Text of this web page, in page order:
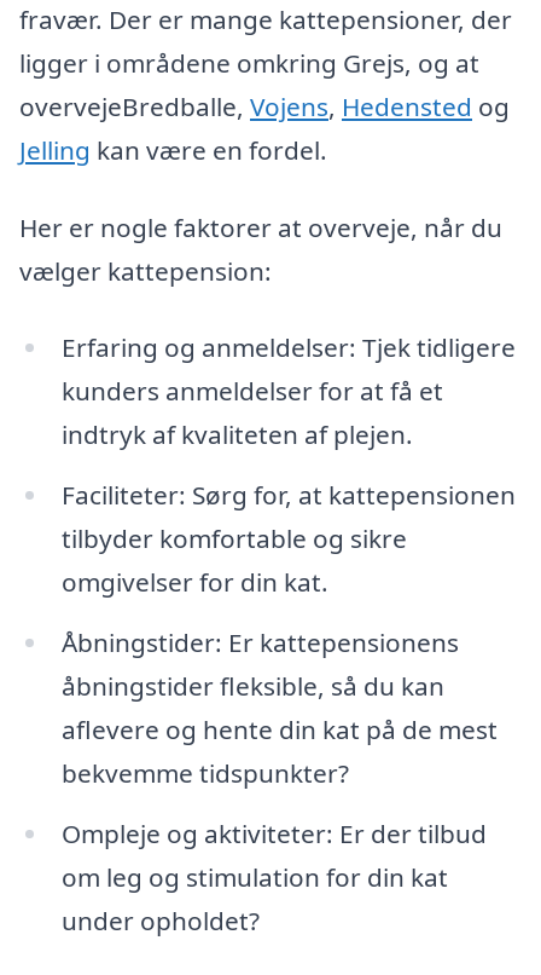
fravær. Der er mange kattepensioner, der
ligger i områdene omkring Grejs, og at
overvejeBredballe, Vojens, Hedensted og
Jelling kan være en fordel.
Her er nogle faktorer at overveje, når du
vælger kattepension:
Erfaring og anmeldelser: Tjek tidligere
kunders anmeldelser for at få et
indtryk af kvaliteten af plejen.
Faciliteter: Sørg for, at kattepensionen
tilbyder komfortable og sikre
omgivelser for din kat.
Åbningstider: Er kattepensionens
åbningstider fleksible, så du kan
aflevere og hente din kat på de mest
bekvemme tidspunkter?
Ompleje og aktiviteter: Er der tilbud
om leg og stimulation for din kat
under opholdet?